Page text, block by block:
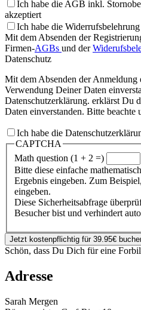
Ich habe die AGB inkl.
akzeptiert
Ich habe die
Mit dem Absenden der
Firmen-AGBs und der
Datenschutz
Mit dem Absenden der
Verwendung Deiner Daten
Datenschutzerklärung. erklärst Du
Daten einverstanden. Bitte beachte
Ich habe die
CAPTCHA
Math question (1 + 2 =)
Bitte diese einfache
Ergebnis eingeben. Zum
eingeben.
Diese Sicherheitsabfrage
Besucher bist und verhindert
Jetzt kostenpflichtig für 39.95€
Schön, dass Du Dich für eine
Adresse
Sarah Mergen